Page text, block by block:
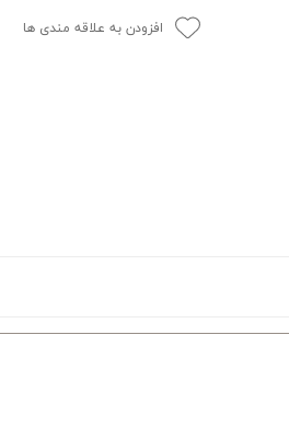
افزودن به علاقه مندی ها